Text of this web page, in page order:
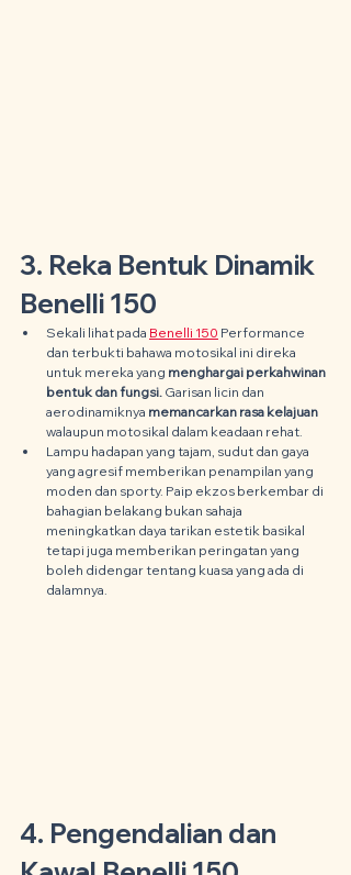
3. Reka Bentuk Dinamik
Benelli 150
Sekali lihat pada Benelli 150 Performance
dan terbukti bahawa motosikal ini direka
untuk mereka yang menghargai perkahwinan
bentuk dan fungsi. Garisan licin dan
aerodinamiknya memancarkan rasa kelajuan
walaupun motosikal dalam keadaan rehat.
Lampu hadapan yang tajam, sudut dan gaya
yang agresif memberikan penampilan yang
moden dan sporty. Paip ekzos berkembar di
bahagian belakang bukan sahaja
meningkatkan daya tarikan estetik basikal
tetapi juga memberikan peringatan yang
boleh didengar tentang kuasa yang ada di
dalamnya.
4. Pengendalian dan